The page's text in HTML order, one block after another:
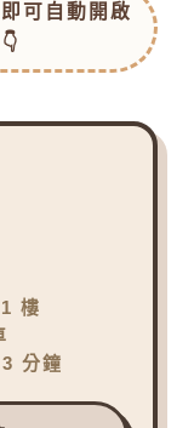
可自動開啟
樓
分鐘